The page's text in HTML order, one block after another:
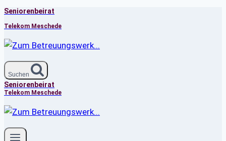
Zum
Inhalt
springen
Seniorenbeirat
Telekom Meschede
Suchen
Seniorenbeirat
Telekom Meschede